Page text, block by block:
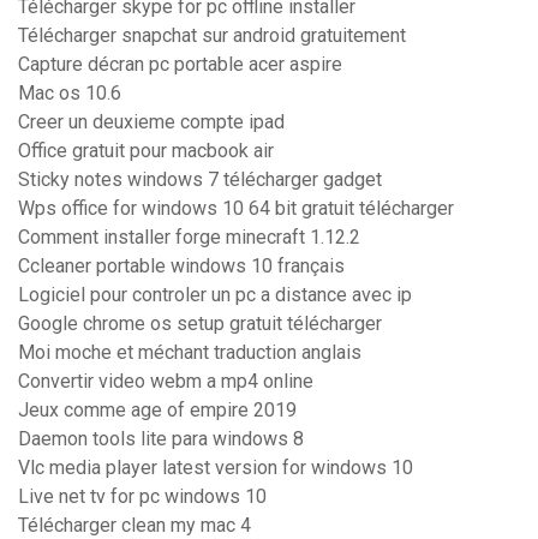
Télécharger skype for pc offline installer
Télécharger snapchat sur android gratuitement
Capture décran pc portable acer aspire
Mac os 10.6
Creer un deuxieme compte ipad
Office gratuit pour macbook air
Sticky notes windows 7 télécharger gadget
Wps office for windows 10 64 bit gratuit télécharger
Comment installer forge minecraft 1.12.2
Ccleaner portable windows 10 français
Logiciel pour controler un pc a distance avec ip
Google chrome os setup gratuit télécharger
Moi moche et méchant traduction anglais
Convertir video webm a mp4 online
Jeux comme age of empire 2019
Daemon tools lite para windows 8
Vlc media player latest version for windows 10
Live net tv for pc windows 10
Télécharger clean my mac 4